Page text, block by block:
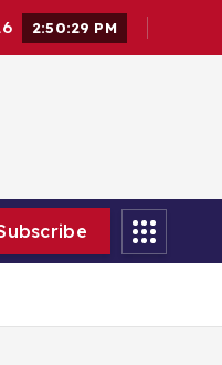
2:50:30 PM